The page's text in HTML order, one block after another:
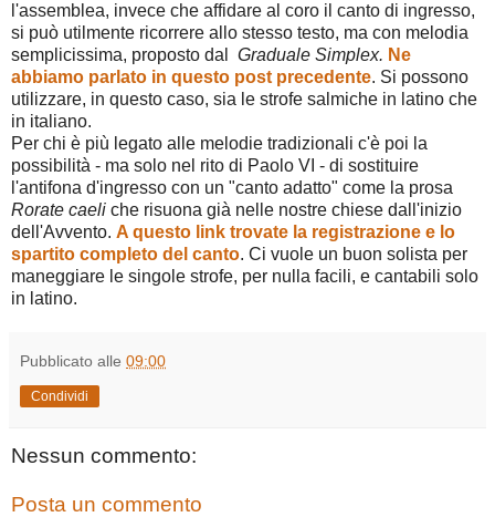
l'assemblea, invece che affidare al coro il canto di ingresso,
si può utilmente ricorrere allo stesso testo, ma con melodia
semplicissima, proposto dal
Graduale Simplex. Ne
abbiamo parlato in questo post precedente. Si possono
utilizzare, in questo caso, sia le strofe salmiche in latino che
in italiano.
Per chi è più legato alle melodie tradizionali c'è poi la
possibilità - ma solo nel rito di Paolo VI - di sostituire
l'antifona d'ingresso con un "canto adatto" come la prosa
Rorate caeli che risuona già nelle nostre chiese dall'inizio
dell'Avvento. A questo link trovate la registrazione e lo
spartito completo del canto. Ci vuole un buon solista per
maneggiare le singole strofe, per nulla facili, e cantabili solo
in latino.
Pubblicato alle 09:00
Condividi
Nessun commento:
Posta un commento